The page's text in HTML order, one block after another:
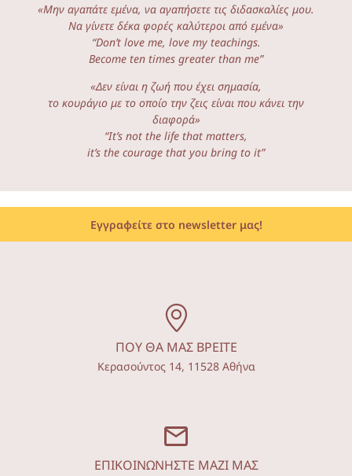
«Μην αγαπάτε εμένα, να αγαπήσετε τις διδασκαλίες μου.
Να γίνετε δέκα φορές καλύτεροι από εμένα»
“Don’t love me, love my teachings.
Become ten times greater than me”
«Δεν είναι η ζωή που έχει σημασία,
το κουράγιο με το οποίο την ζεις είναι που κάνει την
διαφορά»
“It’s not the life that matters,
it’s the courage that you bring to it”
Εγγραφείτε στο newsletter μας!
ΠΟΥ ΘΑ ΜΑΣ ΒΡΕΙΤΕ
Κερασούντος 14, 11528 Αθήνα
ΕΠΙΚΟΙΝΩΝΗΣΤΕ ΜΑΖΙ ΜΑΣ